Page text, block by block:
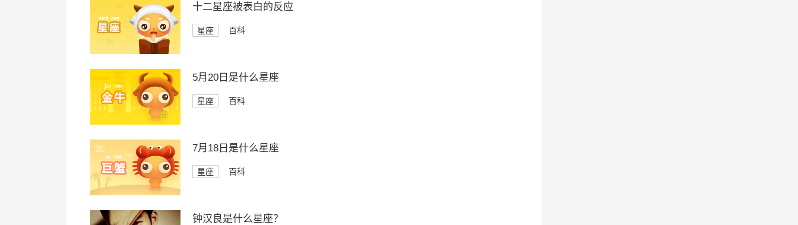
十二星座被表白的反应
星座 百科
5月20日是什么星座
星座 百科
7月18日是什么星座
星座 百科
钟汉良是什么星座？